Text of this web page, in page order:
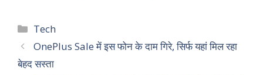
Categories
Tech
OnePlus Sale में इस फोन के दाम गिरे, सिर्फ यहां मिल रहा
बेहद सस्ता